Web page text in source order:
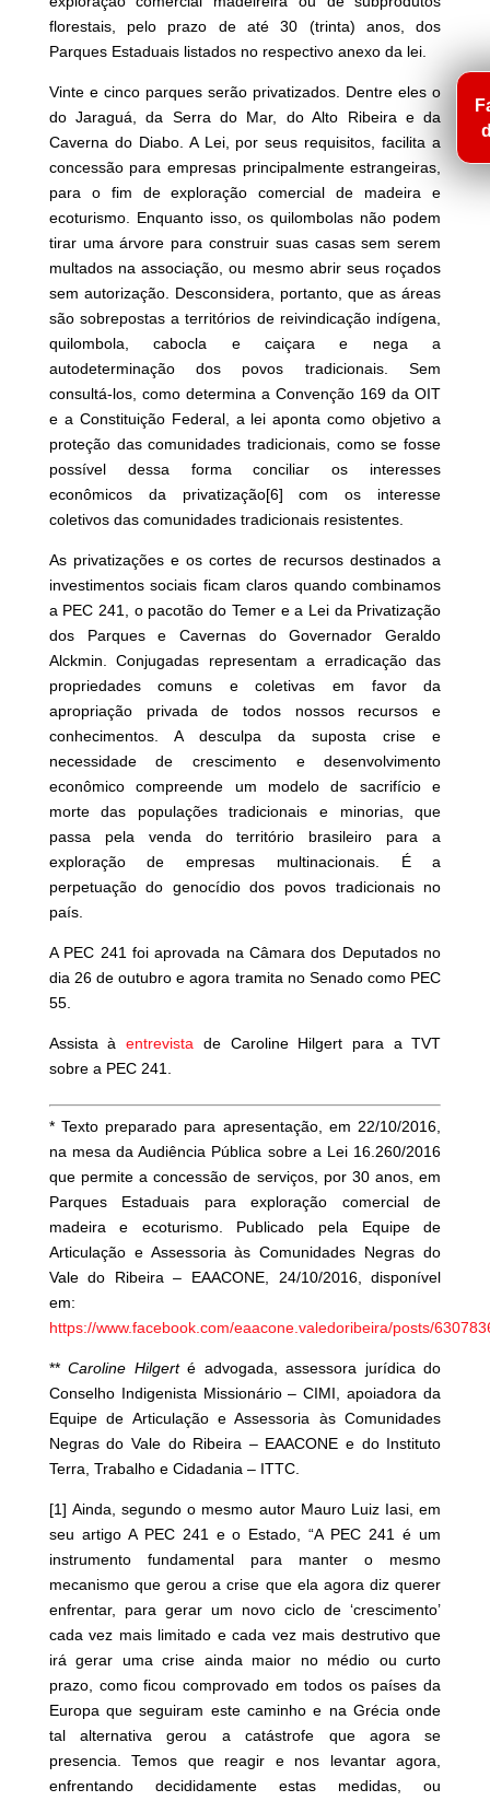
florestais, pelo prazo de até 30 (trinta) anos, dos
Parques Estaduais listados no respectivo anexo da lei.
Vinte e cinco parques serão privatizados. Dentre eles o
do Jaraguá, da Serra do Mar, do Alto Ribeira e da
Caverna do Diabo. A Lei, por seus requisitos, facilita a
concessão para empresas principalmente estrangeiras,
para o fim de exploração comercial de madeira e
ecoturismo. Enquanto isso, os quilombolas não podem
tirar uma árvore para construir suas casas sem serem
multados na associação, ou mesmo abrir seus roçados
sem autorização. Desconsidera, portanto, que as áreas
são sobrepostas a territórios de reivindicação indígena,
quilombola, cabocla e caiçara e nega a
autodeterminação dos povos tradicionais. Sem
consultá-los, como determina a Convenção 169 da OIT
e a Constituição Federal, a lei aponta como objetivo a
proteção das comunidades tradicionais, como se fosse
possível dessa forma conciliar os interesses
econômicos da privatização[6] com os interesse
coletivos das comunidades tradicionais resistentes.
As privatizações e os cortes de recursos destinados a
investimentos sociais ficam claros quando combinamos
a PEC 241, o pacotão do Temer e a Lei da Privatização
dos Parques e Cavernas do Governador Geraldo
Alckmin. Conjugadas representam a erradicação das
propriedades comuns e coletivas em favor da
apropriação privada de todos nossos recursos e
conhecimentos. A desculpa da suposta crise e
necessidade de crescimento e desenvolvimento
econômico compreende um modelo de sacrifício e
morte das populações tradicionais e minorias, que
passa pela venda do território brasileiro para a
exploração de empresas multinacionais. É a
perpetuação do genocídio dos povos tradicionais no
país.
A PEC 241 foi aprovada na Câmara dos Deputados no
dia 26 de outubro e agora tramita no Senado como PEC
55.
Assista àentrevista de Caroline Hilgert para a TVT
sobre a PEC 241.
* Texto preparado para apresentação, em 22/10/2016,
na mesa da Audiência Pública sobre a Lei 16.260/2016
que permite a concessão de serviços, por 30 anos, em
Parques Estaduais para exploração comercial de
madeira e ecoturismo. Publicado pela Equipe de
Articulação e Assessoria às Comunidades Negras do
Vale do Ribeira – EAACONE, 24/10/2016, disponível
em:
https://www.facebook.com/eaacone.valedoribeira/posts/
**Caroline Hilgerté advogada, assessora jurídica do
Conselho Indigenista Missionário – CIMI, apoiadora da
Equipe de Articulação e Assessoria às Comunidades
Negras do Vale do Ribeira – EAACONE e do Instituto
Terra, Trabalho e Cidadania – ITTC.
[1] Ainda, segundo o mesmo autor Mauro Luiz Iasi, em
seu artigo A PEC 241 e o Estado, “A PEC 241 é um
instrumento fundamental para manter o mesmo
mecanismo que gerou a crise que ela agora diz querer
enfrentar, para gerar um novo ciclo de ‘crescimento’
cada vez mais limitado e cada vez mais destrutivo que
irá gerar uma crise ainda maior no médio ou curto
prazo, como ficou comprovado em todos os países da
Europa que seguiram este caminho e na Grécia onde
tal alternativa gerou a catástrofe que agora se
presencia. Temos que reagir e nos levantar agora,
enfrentando decididamente estas medidas, ou